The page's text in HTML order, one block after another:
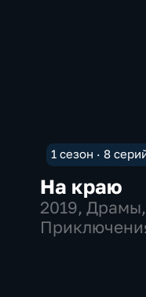
1 сезон · 8
На краю
2019, Драмы,